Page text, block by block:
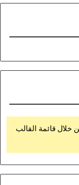
خلال قائمة القالب